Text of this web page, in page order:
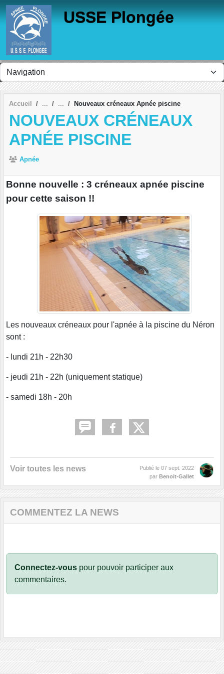
USSE Plongée
Accueil Nouveaux créneaux Apnée piscine
NOUVEAUX CRÉNEAUX
APNÉE PISCINE
Apnée
Bonne nouvelle : 3 créneaux apnée piscine
pour cette saison !!
Les nouveaux créneaux pour l'apnée à la piscine du Néron
sont :
- lundi 21h - 22h30
- jeudi 21h - 22h (uniquement statique)
- samedi 18h - 20h
Voir toutes les news Publié le 07 sept. 2022
par Benoit-Gallet
COMMENTEZ LA NEWS
Connectez-vous pour pouvoir participer aux
commentaires.
Panneau de gestion des cookies